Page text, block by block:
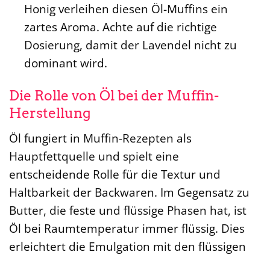
Honig verleihen diesen Öl-Muffins ein
zartes Aroma. Achte auf die richtige
Dosierung, damit der Lavendel nicht zu
dominant wird.
Die Rolle von Öl bei der Muffin-
Herstellung
Öl fungiert in Muffin-Rezepten als
Hauptfettquelle und spielt eine
entscheidende Rolle für die Textur und
Haltbarkeit der Backwaren. Im Gegensatz zu
Butter, die feste und flüssige Phasen hat, ist
Öl bei Raumtemperatur immer flüssig. Dies
erleichtert die Emulgation mit den flüssigen